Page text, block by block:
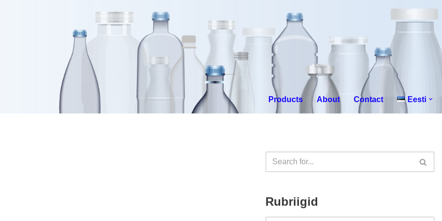
Products About Contact Eesti
Rubriigid